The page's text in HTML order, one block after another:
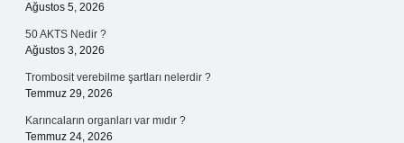
Ağustos 5, 2026
50 AKTS Nedir ?
Ağustos 3, 2026
Trombosit verebilme şartları nelerdir ?
Temmuz 29, 2026
Karıncaların organları var mıdır ?
Temmuz 24, 2026